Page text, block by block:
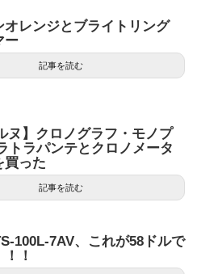
オレンジとブライトリング
ー
記事を読む
ヌ】クロノグラフ・モノプ
トラパンテとクロノメータ
買った
記事を読む
100L-7AV、これが58ドルで
！